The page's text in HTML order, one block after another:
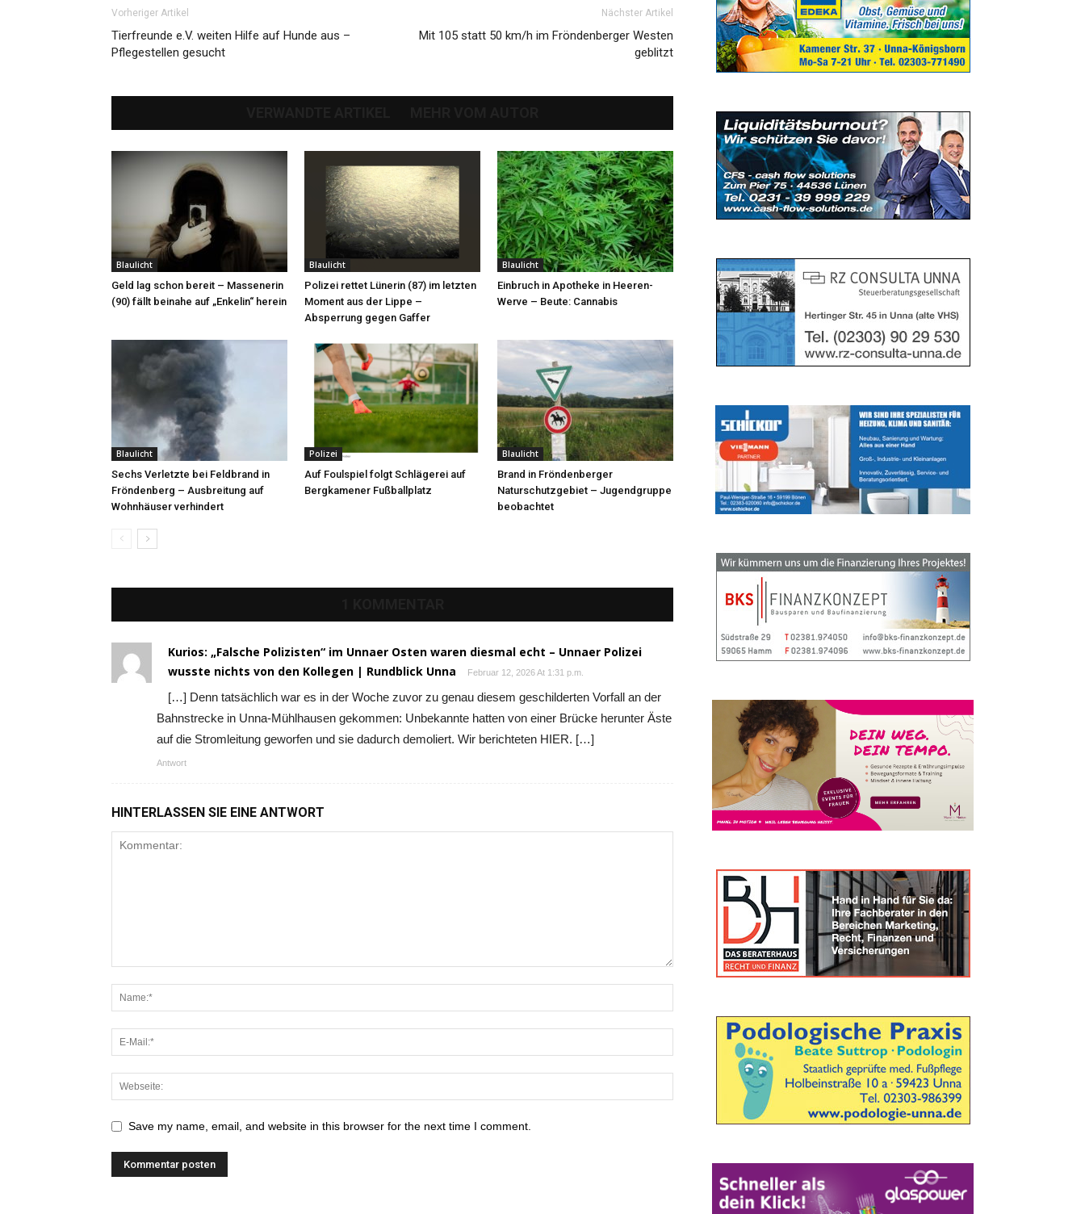
Vorheriger Artikel
Tierfreunde e.V. weiten Hilfe auf Hunde aus –
Pflegestellen gesucht
Nächster Artikel
Mit 105 statt 50 km/h im Fröndenberger Westen
geblitzt
Blaulicht
Geld lag schon bereit – Massenerin
(90) fällt beinahe auf „Enkelin“ herein
Blaulicht
Polizei rettet Lünerin (87) im letzten
Moment aus der Lippe –
Absperrung gegen Gaffer
Blaulicht
Einbruch in Apotheke in Heeren-
Werve – Beute: Cannabis
Blaulicht
Sechs Verletzte bei Feldbrand in
Fröndenberg – Ausbreitung auf
Wohnhäuser verhindert
Polizei
Auf Foulspiel folgt Schlägerei auf
Bergkamener Fußballplatz
Blaulicht
Brand in Fröndenberger
Naturschutzgebiet – Jugendgruppe
beobachtet
Kurios: „Falsche Polizisten“ im Unnaer Osten waren diesmal echt – Unnaer Polizei
wusste nichts von den Kollegen | Rundblick Unna
Februar 12, 2026 At 1:31 p.m.
[…] Denn tatsächlich war es in der Woche zuvor zu genau diesem geschilderten Vorfall an der
Bahnstrecke in Unna-Mühlhausen gekommen: Unbekannte hatten von einer Brücke herunter Äste
auf die Stromleitung geworfen und sie dadurch demoliert. Wir berichteten HIER. […]
Antwort
HINTERLASSEN SIE EINE ANTWORT
Save my name, email, and website in this browser for the next time I comment.